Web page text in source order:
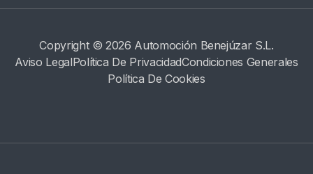
Copyright © 2026 Automoción Benejúzar S.L.
Aviso LegalPolítica De PrivacidadCondiciones Generales
Política De Cookies